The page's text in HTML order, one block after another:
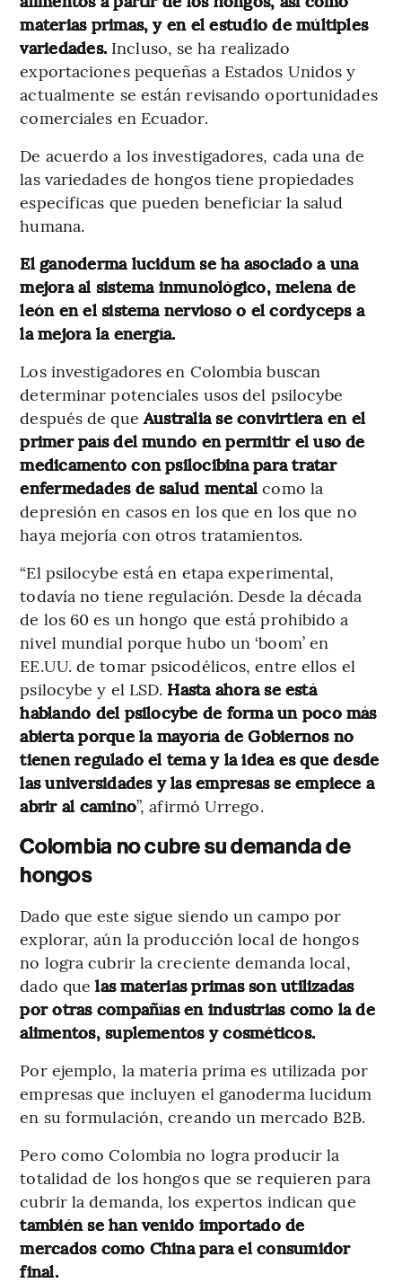
materias primas, y en el estudio de múltiples
variedades. Incluso, se ha realizado
exportaciones pequeñas a Estados Unidos y
actualmente se están revisando oportunidades
comerciales en Ecuador.
De acuerdo a los investigadores, cada una de
las variedades de hongos tiene propiedades
específicas que pueden beneficiar la salud
humana.
El ganoderma lucidum se ha asociado a una
mejora al sistema inmunológico, melena de
león en el sistema nervioso o el cordyceps a
la mejora la energía.
Los investigadores en Colombia buscan
determinar potenciales usos del psilocybe
después de queAustralia se convirtiera en el
primer país del mundo en permitir el uso de
medicamento con psilocibina para tratar
enfermedades de salud mentalcomo la
depresión en casos en los que en los que no
haya mejoría con otros tratamientos.
“El psilocybe está en etapa experimental,
todavía no tiene regulación. Desde la década
de los 60 es un hongo que está prohibido a
nivel mundial porque hubo un ‘boom’ en
EE.UU. de tomar psicodélicos, entre ellos el
psilocybe y el LSD. Hasta ahora se está
hablando del psilocybe de forma un poco más
abierta porque la mayoría de Gobiernos no
tienen regulado el tema y la idea es que desde
las universidades y las empresas se empiece a
abrir al camino”, afirmó Urrego.
Colombia no cubre su demanda de
hongos
Dado que este sigue siendo un campo por
explorar, aún la producción local de hongos
no logra cubrir la creciente demanda local,
dado quelas materias primas son utilizadas
por otras compañías en industrias como la de
alimentos, suplementos y cosméticos.
Por ejemplo, la materia prima es utilizada por
empresas que incluyen el ganoderma lucidum
en su formulación, creando un mercado B2B.
Pero como Colombia no logra producir la
totalidad de los hongos que se requieren para
cubrir la demanda, los expertos indican que
también se han venido importado de
mercados como China para el consumidor
final.